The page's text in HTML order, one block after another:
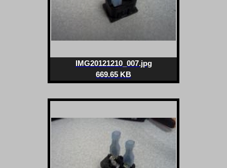
IMG20121210_007.jpg
669.65 KB